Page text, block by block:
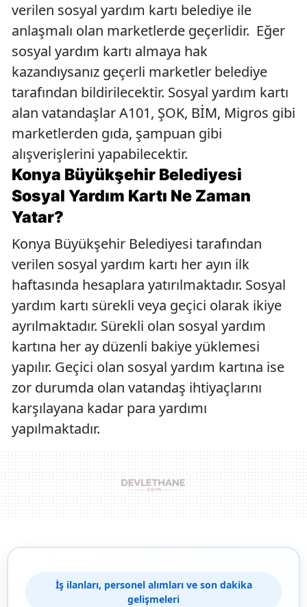
verilen sosyal yardım kartı belediye ile
anlaşmalı olan marketlerde geçerlidir. Eğer
sosyal yardım kartı almaya hak
kazandıysanız geçerli marketler belediye
tarafından bildirilecektir. Sosyal yardım kartı
alan vatandaşlar A101, ŞOK, BİM, Migros gibi
marketlerden gıda, şampuan gibi
alışverişlerini yapabilecektir.
Konya Büyükşehir Belediyesi
Sosyal Yardım Kartı Ne Zaman
Yatar?
Konya Büyükşehir Belediyesi tarafından
verilen sosyal yardım kartı her ayın ilk
haftasında hesaplara yatırılmaktadır. Sosyal
yardım kartı sürekli veya geçici olarak ikiye
ayrılmaktadır. Sürekli olan sosyal yardım
kartına her ay düzenli bakiye yüklemesi
yapılır. Geçici olan sosyal yardım kartına ise
zor durumda olan vatandaş ihtiyaçlarını
karşılayana kadar para yardımı
yapılmaktadır.
İş ilanları, personel alımları ve son dakika
gelişmeleri